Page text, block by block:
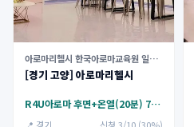
아로마리헬시 한국아로마교육원 일산센터
[경기 고양] 아로마리헬시
R4U아로마 후면+온열(20분) 70분